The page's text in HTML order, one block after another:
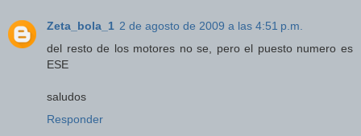
Zeta_bola_1 2 de agosto de 2009 a las 4:51 p.m.
del resto de los motores no se, pero el puesto numero es
ESE
saludos
Responder